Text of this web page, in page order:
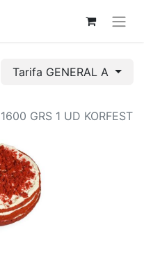
Tarifa GENERAL A
GRS 1 UD KORFEST